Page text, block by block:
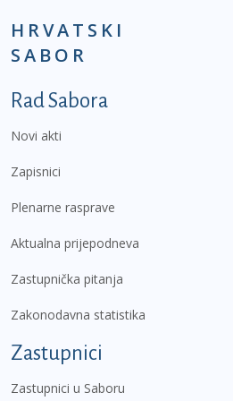
HRVATSKI
SABOR
Podnožje prvi izbornik
Rad Sabora
Novi akti
Zapisnici
Plenarne rasprave
Aktualna prijepodneva
Zastupnička pitanja
Zakonodavna statistika
Zastupnici
Zastupnici u Saboru